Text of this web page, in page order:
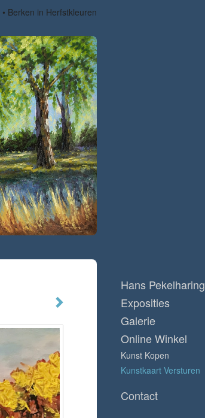
Berken in Herfstkleuren
Hans Pekelharing
Exposities
Galerie
Online Winkel
Kunst Kopen
Kunstkaart Versturen
Contact